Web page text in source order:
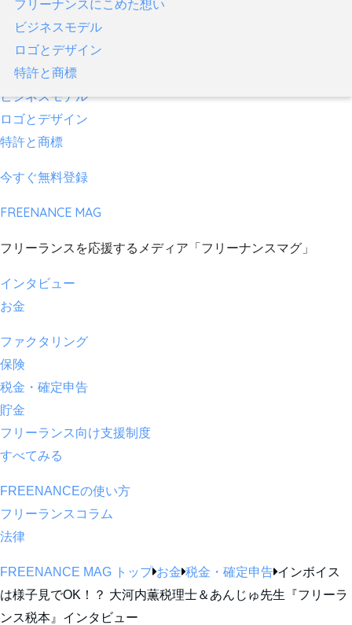
フリーナンスにこめた想い
ビジネスモデル
ロゴとデザイン
特許と商標
フリーナンスにこめた想い
ビジネスモデル
ロゴとデザイン
特許と商標
今すぐ無料登録
FREENANCE MAG
フリーランスを応援するメディア「フリーナンスマグ」
インタビュー
お金
ファクタリング
保険
税金・確定申告
貯金
フリーランス向け支援制度
すべてみる
FREENANCEの使い方
フリーランスコラム
法律
FREENANCE MAG トップ お金 税金・確定申告 インボイス
は様子見でOK！？ 大河内薫税理士＆あんじゅ先生『フリーラ
ンス税本』インタビュー